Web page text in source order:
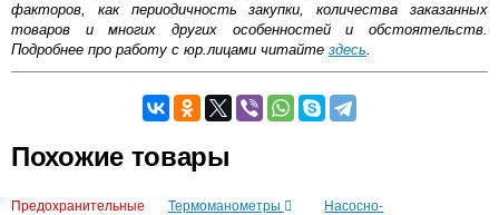
факторов, как периодичность закупки, количества заказанных
товаров и многих других особенностей и обстоятельств.
Подробнее про работу с юр.лицами читайте здесь.
Оставьте отзыв
Возможные способы оплаты:
Похожие товары
Предохранительные Термоманометры Насосно-